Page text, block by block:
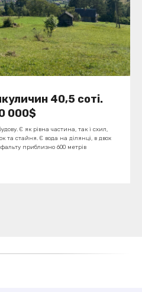
40,5 соті.
000$
Є як рівна частина, так і схил,
та стайня. Є вода на ділянці, в двох
приблизно 600 метрів